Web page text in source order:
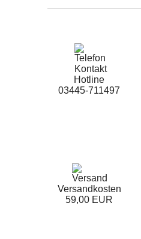
Hotline
03445-711497
Versandkosten
59,00 EUR